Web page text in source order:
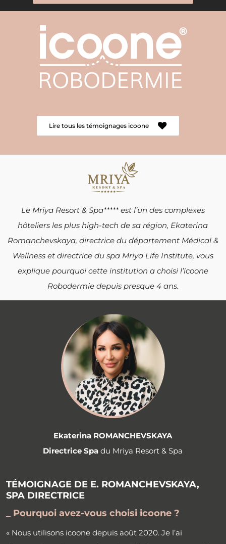
Lire tous les témoignages icoone
Le Mriya Resort & Spa***** est l’un des complexes
hôteliers les plus high-tech de sa région, Ekaterina
Romanchevskaya, directrice du département Médical &
Wellness et directrice du spa Mriya Life Institute, vous
explique pourquoi cette institution a choisi l’icoone
Robodermie depuis presque 4 ans.
Ekaterina ROMANCHEVSKAYA
Directrice Spa du Mriya Resort & Spa
TÉMOIGNAGE DE E. ROMANCHEVSKAYA,
SPA DIRECTRICE
_ Pourquoi avez-vous choisi icoone ?
« Nous utilisons icoone depuis août 2020. Je l’ai